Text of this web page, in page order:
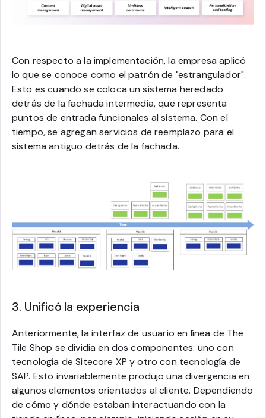
Con respecto a la implementación, la empresa aplicó
lo que se conoce como el patrón de "estrangulador".
Esto es cuando se coloca un sistema heredado
detrás de la fachada intermedia, que representa
puntos de entrada funcionales al sistema. Con el
tiempo, se agregan servicios de reemplazo para el
sistema antiguo detrás de la fachada.
3. Unificó la experiencia
Anteriormente, la interfaz de usuario en línea de The
Tile Shop se dividía en dos componentes: uno con
tecnología de Sitecore XP y otro con tecnología de
SAP. Esto invariablemente produjo una divergencia en
algunos elementos orientados al cliente. Dependiendo
de cómo y dónde estaban interactuando con la